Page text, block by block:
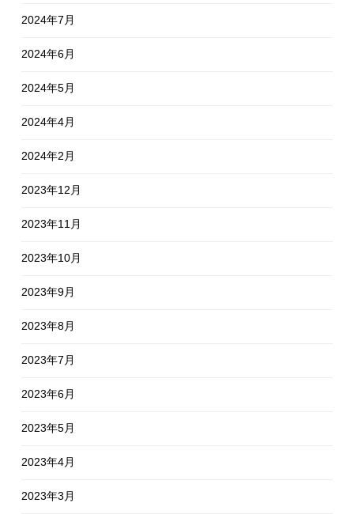
2024年7月
2024年6月
2024年5月
2024年4月
2024年2月
2023年12月
2023年11月
2023年10月
2023年9月
2023年8月
2023年7月
2023年6月
2023年5月
2023年4月
2023年3月